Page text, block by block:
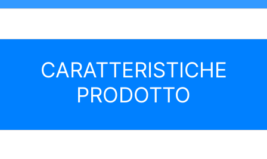
CARATTERISTICHE
PRODOTTO